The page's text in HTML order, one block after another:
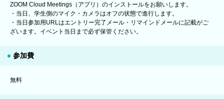
ZOOM Cloud Meetings（アプリ）のインストールをお願いします。
・当日、学生側のマイク・カメラはオフの状態で進行します。
・当日参加用URLはエントリー完了メール・リマインドメールに記載がご
ざいます。イベント当日まで必ず保管ください。
参加費
無料